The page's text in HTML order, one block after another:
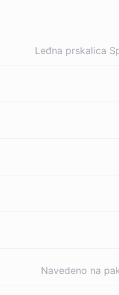
Leđna prskalica
Navedeno na